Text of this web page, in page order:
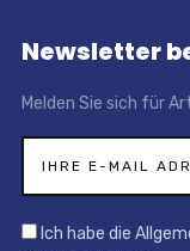
Newsletter
Melden Sie sich für
Ich habe die